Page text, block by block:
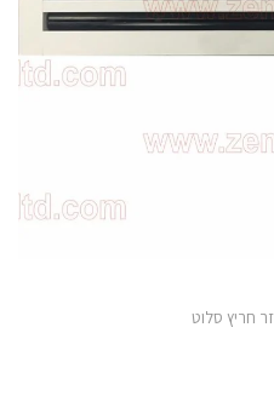
חריץ סלוט